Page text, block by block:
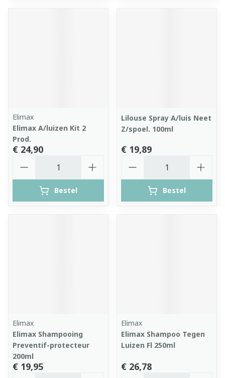
Elimax
Elimax A/luizen Kit 2
Prod.
€ 24,90
Bestel
Lilouse Spray A/luis Neet
Z/spoel. 100ml
€ 19,89
Bestel
Elimax
Elimax Shampooing
Preventif-protecteur
200ml
€ 19,95
Elimax
Elimax Shampoo Tegen
Luizen Fl 250ml
€ 26,78